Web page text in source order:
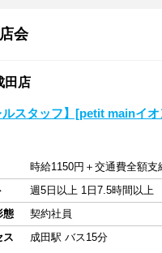
会
田店
ルスタッフ】[petit mainイ
時給1150円＋交通費全額支
週5日以上 1日7.5時間以上
態
契約社員
ス
成田駅 バス15分